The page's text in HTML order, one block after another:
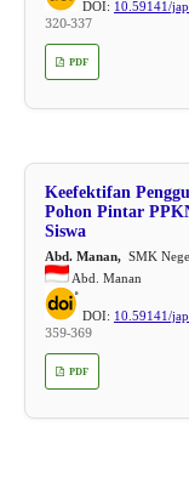
DOI: 10.59141/
320-337
PDF
Keefektifan
Pohon Pintar
Siswa
Abd. Manan,SMK
Abd. Manan
DOI: 10.59141/
359-369
PDF